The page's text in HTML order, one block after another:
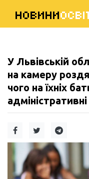
НОВИНИ
У Львівській
на камеру
чого на їхніх